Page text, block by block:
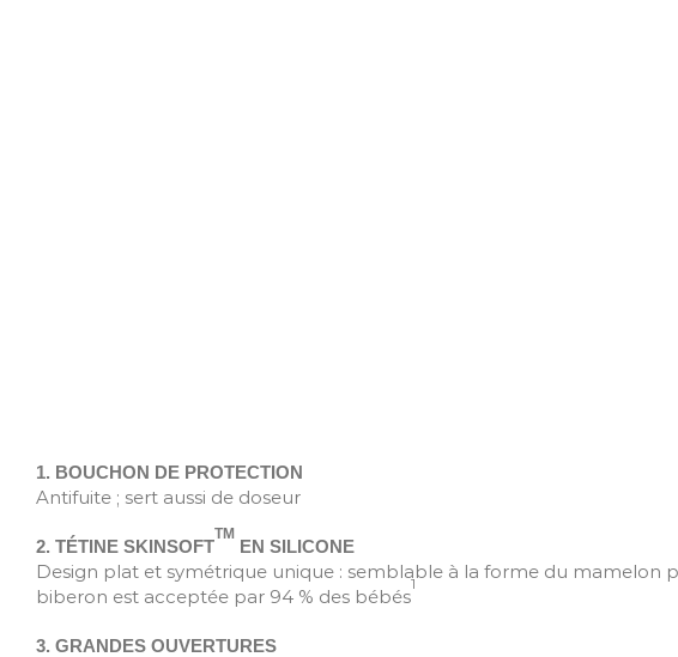
1. BOUCHON DE PROTECTION
Antifuite ; sert aussi de doseur
2. TÉTINE SKINSOFT
TM
EN SILICONE
Design plat et symétrique unique : semblable à la forme du mamelon
biberon est acceptée par 94 % des bébés
1
3. GRANDES OUVERTURES